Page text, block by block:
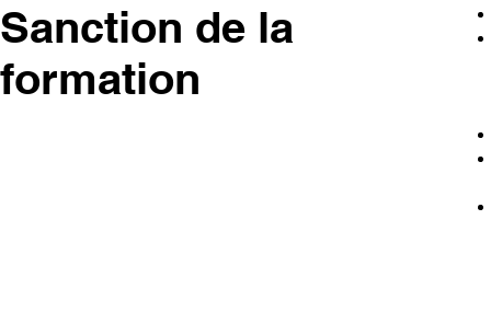
Sanction de la
formation